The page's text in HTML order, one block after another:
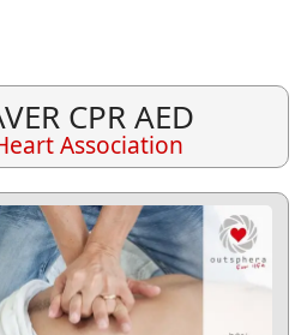
CPR AED
Association